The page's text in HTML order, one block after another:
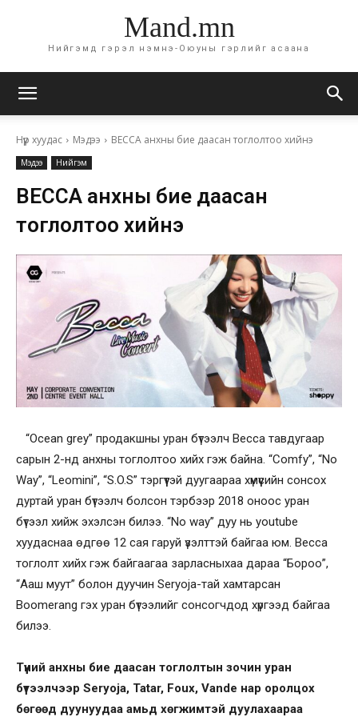
Mand.mn
Нийгэмд гэрэл нэмнэ-Оюуны гэрлийг асаана
Нүүр хуудас Мэдээ BECCA анхны бие даасан тоглолтоо хийнэ
Мэдээ Нийгэм
BECCA анхны бие даасан
тоглолтоо хийнэ
“Ocean grey” продакшны уран бүтээлч Becca тавдугаар
сарын 2-нд анхны тоглолтоо хийх гэж байна. “Comfy”, “No
Way”, “Leomini”, “S.O.S” тэргүүтэй дуугаараа хүмүүсийн сонсох
дуртай уран бүтээлч болсон тэрбээр 2018 оноос уран
бүтээл хийж эхэлсэн билээ. “No way” дуу нь youtube
хуудаснаа өдгөө 12 сая гаруй үзэлттэй байгаа юм. Becca
тоглолт хийх гэж байгаагаа зарласныхаа дараа “Бороо”,
“Ааш муут” болон дуучин Seryoja-тай хамтарсан
Boomerang гэх уран бүтээлийг сонсогчдод хүргээд байгаа
билээ.
Түүний анхны бие даасан тоглолтын зочин уран
бүтээлчээр Seryoja, Tatar, Foux, Vande нар оролцох
бөгөөд дуунуудаа амьд хөгжимтэй дуулахаараа